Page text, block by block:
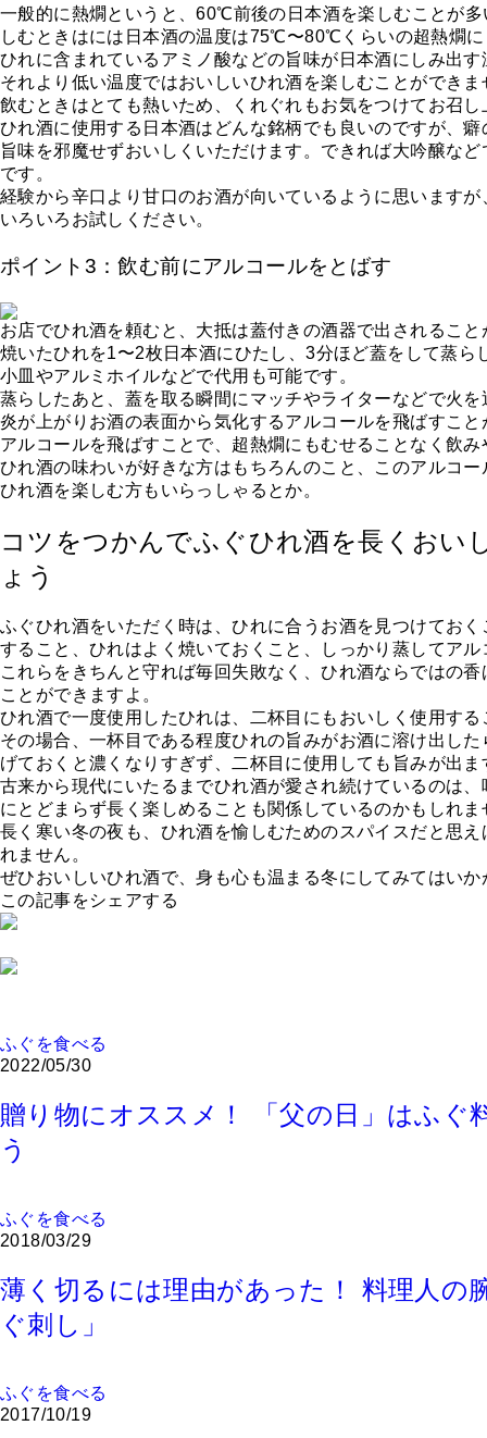
一般的に熱燗というと、60℃前後の日本酒を楽しむことが
しむときはには日本酒の温度は75℃〜80℃くらいの超熱燗
ひれに含まれているアミノ酸などの旨味が日本酒にしみ出
それより低い温度ではおいしいひれ酒を楽しむことができま
飲むときはとても熱いため、くれぐれもお気をつけてお召
ひれ酒に使用する日本酒はどんな銘柄でも良いのですが、
旨味を邪魔せずおいしくいただけます。できれば大吟醸な
です。
経験から辛口より甘口のお酒が向いているように思います
いろいろお試しください。
ポイント3：飲む前にアルコールをとばす
お店でひれ酒を頼むと、大抵は蓋付きの酒器で出されること
焼いたひれを1〜2枚日本酒にひたし、3分ほど蓋をして蒸ら
小皿やアルミホイルなどで代用も可能です。
蒸らしたあと、蓋を取る瞬間にマッチやライターなどで火
炎が上がりお酒の表面から気化するアルコールを飛ばすこと
アルコールを飛ばすことで、超熱燗にもむせることなく飲
ひれ酒の味わいが好きな方はもちろんのこと、このアルコ
ひれ酒を楽しむ方もいらっしゃるとか。
コツをつかんでふぐひれ酒を長くおい
ょう
ふぐひれ酒をいただく時は、ひれに合うお酒を見つけてお
すること、ひれはよく焼いておくこと、しっかり蒸してア
これらをきちんと守れば毎回失敗なく、ひれ酒ならではの
ことができますよ。
ひれ酒で一度使用したひれは、二杯目にもおいしく使用す
その場合、一杯目である程度ひれの旨みがお酒に溶け出し
げておくと濃くなりすぎず、二杯目に使用しても旨みが出ま
古来から現代にいたるまでひれ酒が愛され続けているのは
にとどまらず長く楽しめることも関係しているのかもしれま
長く寒い冬の夜も、ひれ酒を愉しむためのスパイスだと思
れません。
ぜひおいしいひれ酒で、身も心も温まる冬にしてみてはい
この記事をシェアする
ふぐを食べる
2022/05/30
贈り物にオススメ！ 「父の日」はふぐ
う
ふぐを食べる
2018/03/29
薄く切るには理由があった！ 料理人の
ぐ刺し」
ふぐを食べる
2017/10/19